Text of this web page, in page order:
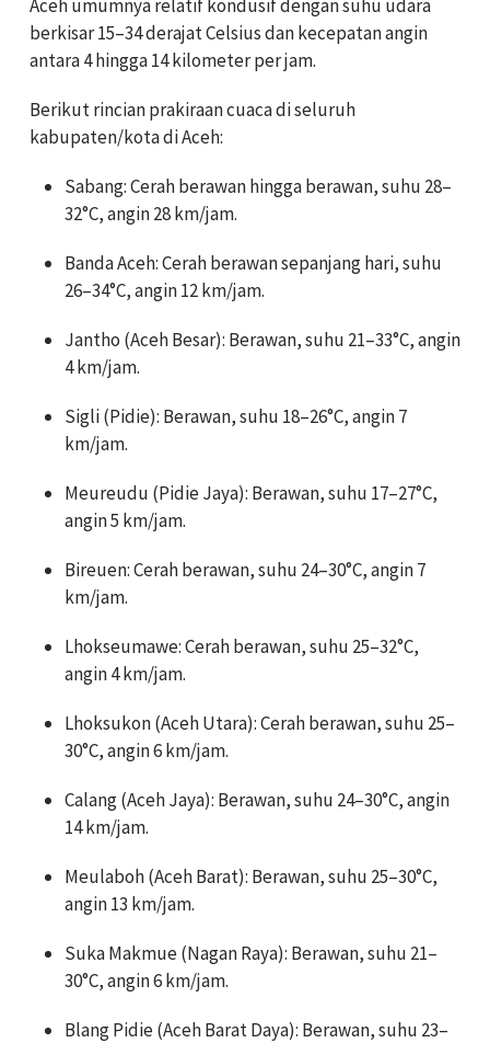
Aceh umumnya relatif kondusif dengan suhu udara
berkisar 15–34 derajat Celsius dan kecepatan angin
antara 4 hingga 14 kilometer per jam.
Berikut rincian prakiraan cuaca di seluruh
kabupaten/kota di Aceh:
Sabang: Cerah berawan hingga berawan, suhu 28–
32°C, angin 28 km/jam.
Banda Aceh: Cerah berawan sepanjang hari, suhu
26–34°C, angin 12 km/jam.
Jantho (Aceh Besar): Berawan, suhu 21–33°C, angin
4 km/jam.
Sigli (Pidie): Berawan, suhu 18–26°C, angin 7
km/jam.
Meureudu (Pidie Jaya): Berawan, suhu 17–27°C,
angin 5 km/jam.
Bireuen: Cerah berawan, suhu 24–30°C, angin 7
km/jam.
Lhokseumawe: Cerah berawan, suhu 25–32°C,
angin 4 km/jam.
Lhoksukon (Aceh Utara): Cerah berawan, suhu 25–
30°C, angin 6 km/jam.
Calang (Aceh Jaya): Berawan, suhu 24–30°C, angin
14 km/jam.
Meulaboh (Aceh Barat): Berawan, suhu 25–30°C,
angin 13 km/jam.
Suka Makmue (Nagan Raya): Berawan, suhu 21–
30°C, angin 6 km/jam.
Blang Pidie (Aceh Barat Daya): Berawan, suhu 23–